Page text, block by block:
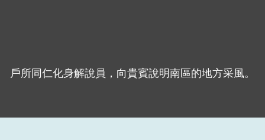
戶所同仁化身解說員，向貴賓說明南區的地方采風。